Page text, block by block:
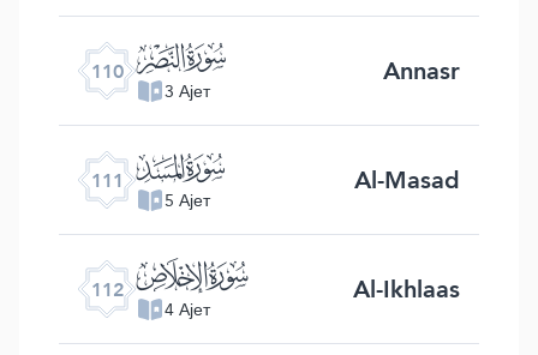
110 ﰛ
3 Ајет Annasr
111 ﰜ
5 Ајет Al-Masad
112 ﰝ
4 Ајет Al-Ikhlaas